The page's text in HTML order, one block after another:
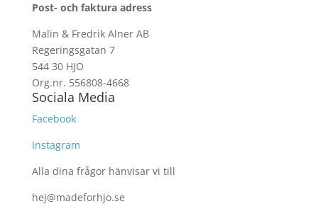
Post- och faktura adress
Malin & Fredrik Alner AB
Regeringsgatan 7
544 30 HJO
Org.nr. 556808-4668
Sociala Media
Facebook
Instagram
Alla dina frågor hänvisar vi till
hej@madeforhjo.se